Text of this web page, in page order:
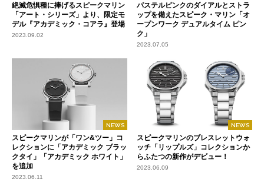
絶滅危惧種に捧げるスピークマリン
「アート・シリーズ」より、限定モ
デル『アカデミック・コアラ』登場
2023.09.02
パステルピンクのダイアルとストラ
ップを備えたスピーク・マリン「オ
ープンワーク デュアルタイム ピン
ク」
2023.07.05
NEWS
スピークマリンが「ワン&ツー」コ
レクションに「アカデミック ブラッ
クタイ」「アカデミック ホワイト」
を追加
2023.06.11
NEWS
スピークマリンのブレスレットウォ
ッチ「リップルズ」コレクションか
らふたつの新作がデビュー！
2023.06.09